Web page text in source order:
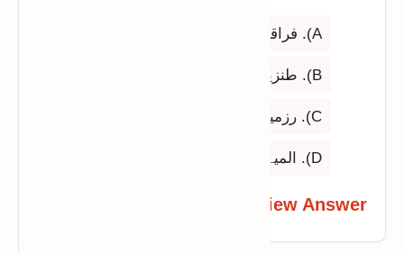
A). فراقیہ
B). طنزیہ / بیزاری کا اظہار
C). رزمیہ
D). المیہ
View Answer